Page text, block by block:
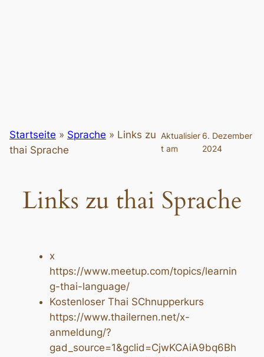
Startseite » Sprache » Links zu
thai Sprache
Aktualisier
t am
6. Dezember
2024
Links zu thai Sprache
x
https://www.meetup.com/topics/learnin
g-thai-language/
Kostenloser Thai SChnupperkurs
https://www.thailernen.net/x-
anmeldung/?
gad_source=1&gclid=CjwKCAiA9bq6Bh